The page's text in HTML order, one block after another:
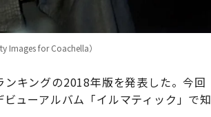
Images for Coachella）
キングの2018年版を発表した。今回
ューアルバム「イルマティック」で知